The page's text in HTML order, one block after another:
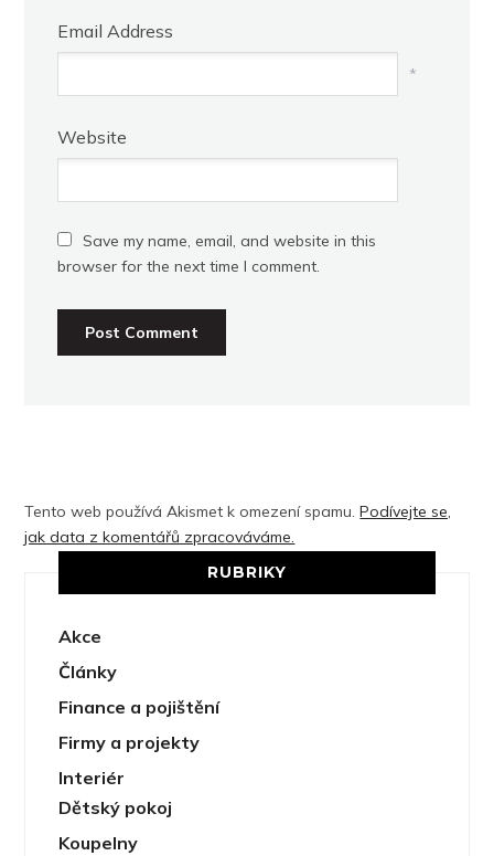
Email Address
*
Website
Save my name, email, and website in this
browser for the next time I comment.
Tento web používá Akismet k omezení spamu.Podívejte se,
jak data z komentářů zpracováváme.
RUBRIKY
Akce
Články
Finance a pojištění
Firmy a projekty
Interiér
Dětský pokoj
Koupelny